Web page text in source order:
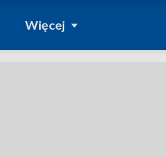
Więcej